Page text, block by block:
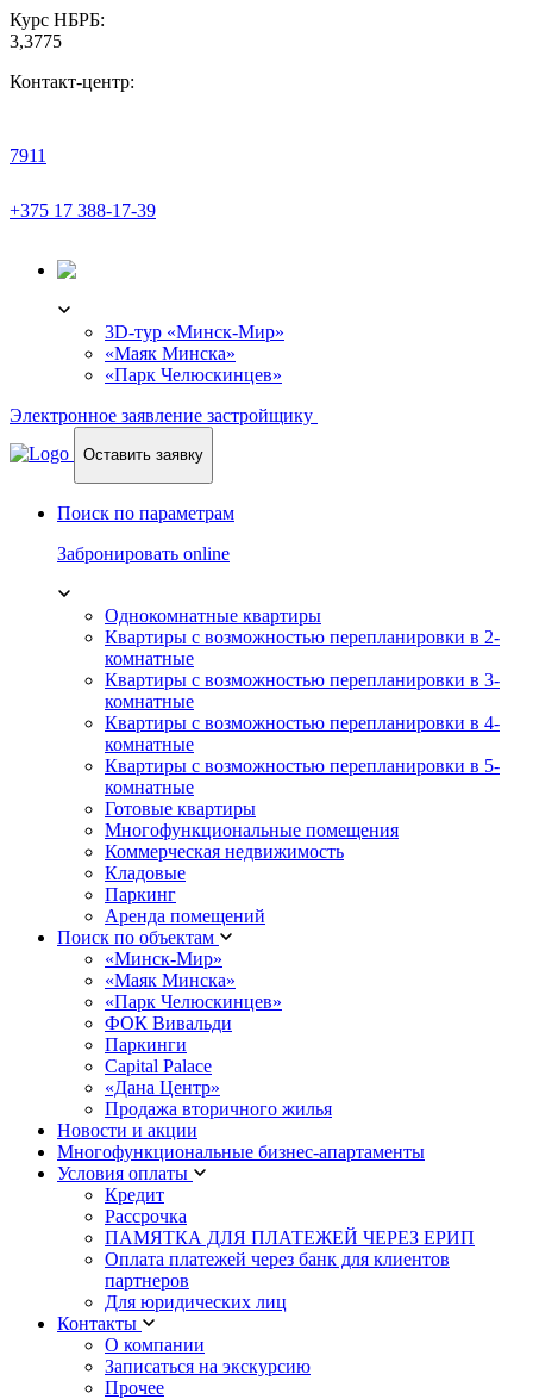
Курс НБРБ:
3,3775
Контакт-центр:
7911
+375 17 388-17-39
3D-тур «Минск-Мир»
«Маяк Минска»
«Парк Челюскинцев»
Электронное заявление застройщику
Оставить заявку
Поиск по параметрам
Забронировать online
Однокомнатные квартиры
Квартиры с возможностью перепланировки в 2-
комнатные
Квартиры с возможностью перепланировки в 3-
комнатные
Квартиры с возможностью перепланировки в 4-
комнатные
Квартиры с возможностью перепланировки в 5-
комнатные
Готовые квартиры
Многофункциональные помещения
Коммерческая недвижимость
Кладовые
Паркинг
Аренда помещений
Поиск по объектам
«Минск-Мир»
«Маяк Минска»
«Парк Челюскинцев»
ФОК Вивальди
Паркинги
Capital Palace
«Дана Центр»
Продажа вторичного жилья
Новости и акции
Многофункциональные бизнес-апартаменты
Условия оплаты
Кредит
Рассрочка
ПАМЯТКА ДЛЯ ПЛАТЕЖЕЙ ЧЕРЕЗ ЕРИП
Оплата платежей через банк для клиентов
партнеров
Для юридических лиц
Контакты
О компании
Записаться на экскурсию
Прочее